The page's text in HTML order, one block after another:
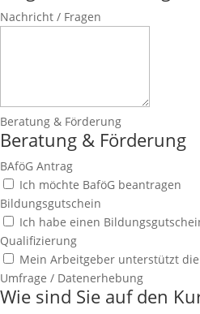
Nachricht / Fragen
Beratung & Förderung
Beratung & Förderung
BAföG Antrag
Ich möchte BaföG beantragen
Bildungsgutschein
Ich habe einen
Qualifizierung
Mein Arbeitgeber unterstützt
Umfrage / Datenerhebung
Wie sind Sie auf den